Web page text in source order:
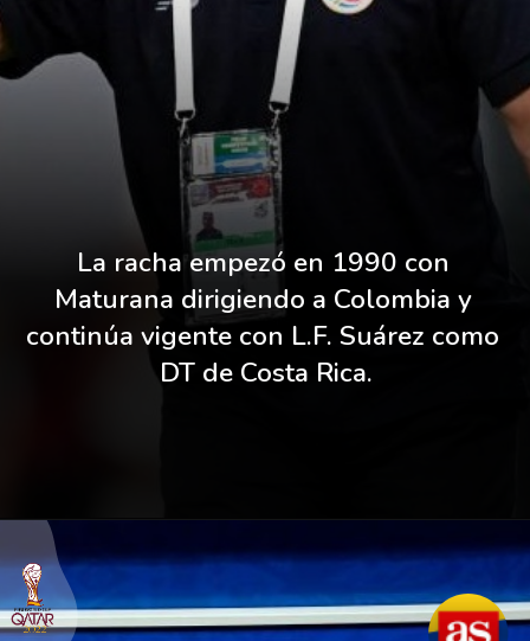
La racha empezó en 1990 con
Maturana dirigiendo a Colombia y
continúa vigente con L.F. Suárez como
DT de Costa Rica.